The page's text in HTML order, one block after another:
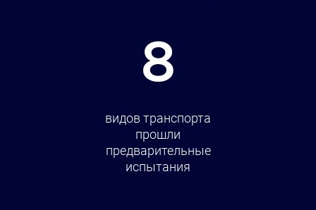
8
видов транспорта
прошли
предварительные
испытания